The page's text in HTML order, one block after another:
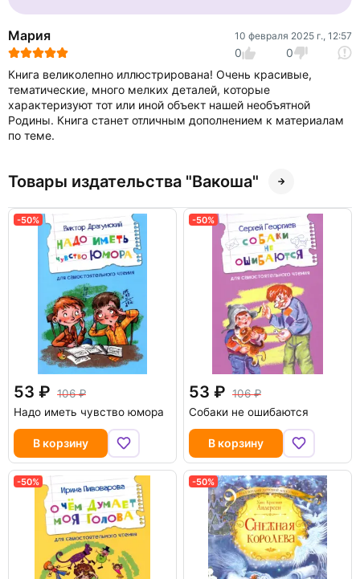
Мария 10 февраля 2025 г., 12:57
0
0
Книга великолепно иллюстрирована! Очень красивые,
тематические, много мелких деталей, которые
характеризуют тот или иной объект нашей необъятной
Родины. Книга станет отличным дополнением к материалам
по теме.
Товары издательства "Вакоша"
-50%
53
106
Надо иметь чувство юмора
В корзину
-50%
53
106
Собаки не ошибаются
В корзину
-50% -50%